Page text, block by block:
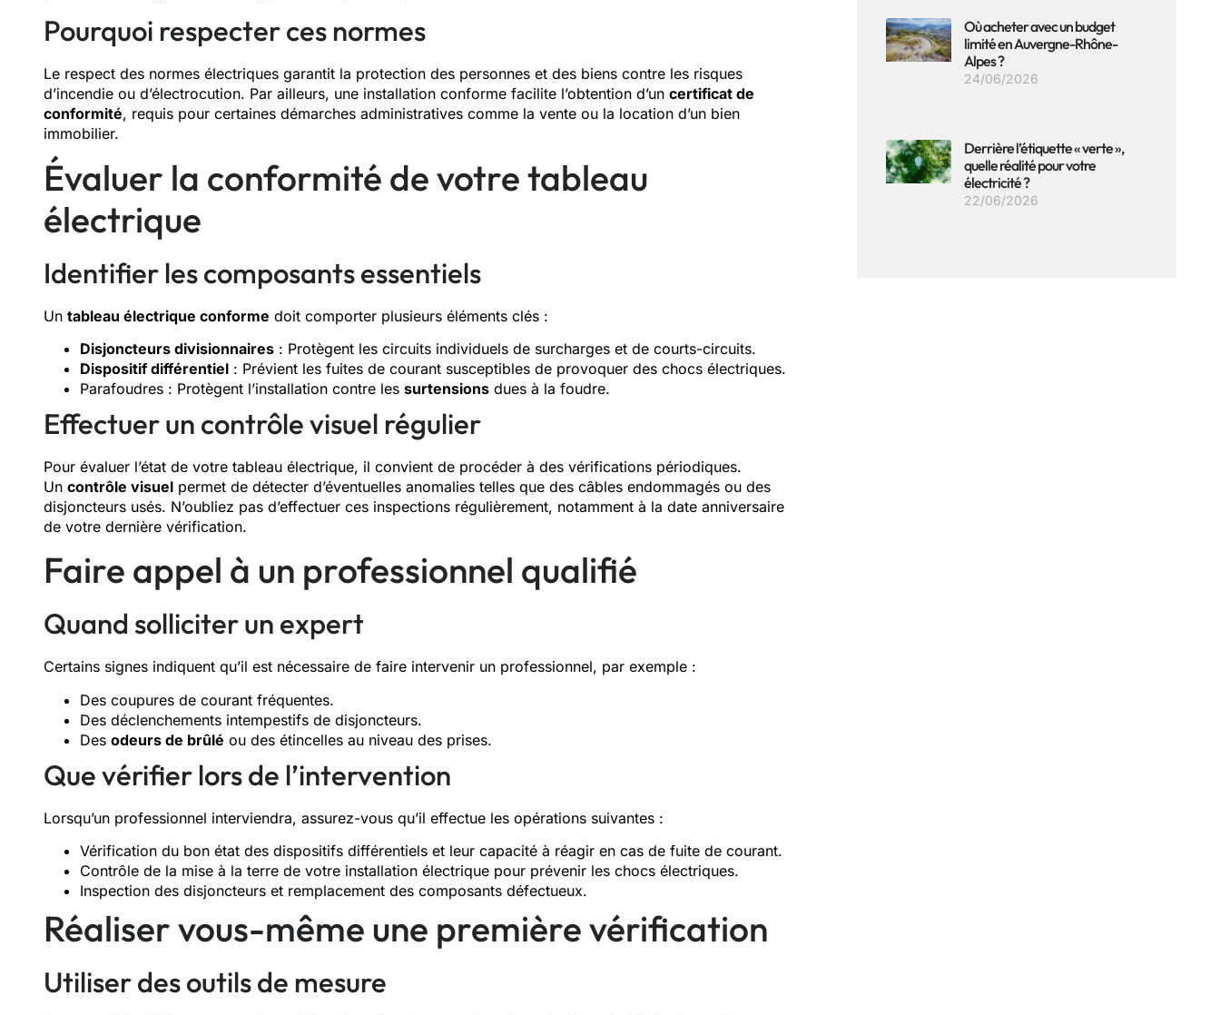
Pourquoi respecter ces normes
Le respect des normes électriques garantit la protection des personnes et des biens contre les risques
d’incendie ou d’électrocution. Par ailleurs, une installation conforme facilite l’obtention d’un certificat de
conformité, requis pour certaines démarches administratives comme la vente ou la location d’un bien
immobilier.
Évaluer la conformité de votre tableau
électrique
Identifier les composants essentiels
Un tableau électrique conforme doit comporter plusieurs éléments clés :
Disjoncteurs divisionnaires : Protègent les circuits individuels de surcharges et de courts-circuits.
Dispositif différentiel : Prévient les fuites de courant susceptibles de provoquer des chocs électriques.
Parafoudres : Protègent l’installation contre les surtensions dues à la foudre.
Effectuer un contrôle visuel régulier
Pour évaluer l’état de votre tableau électrique, il convient de procéder à des vérifications périodiques.
Un contrôle visuel permet de détecter d’éventuelles anomalies telles que des câbles endommagés ou des
disjoncteurs usés. N’oubliez pas d’effectuer ces inspections régulièrement, notamment à la date anniversaire
de votre dernière vérification.
Faire appel à un professionnel qualifié
Quand solliciter un expert
Certains signes indiquent qu’il est nécessaire de faire intervenir un professionnel, par exemple :
Des coupures de courant fréquentes.
Des déclenchements intempestifs de disjoncteurs.
Des odeurs de brûlé ou des étincelles au niveau des prises.
Que vérifier lors de l’intervention
Lorsqu’un professionnel interviendra, assurez-vous qu’il effectue les opérations suivantes :
Vérification du bon état des dispositifs différentiels et leur capacité à réagir en cas de fuite de courant.
Contrôle de la mise à la terre de votre installation électrique pour prévenir les chocs électriques.
Inspection des disjoncteurs et remplacement des composants défectueux.
Réaliser vous-même une première vérification
Utiliser des outils de mesure
Où acheter avec un budget
limité en Auvergne-Rhône-
Alpes ?
24/06/2026
Derrière l’étiquette « verte »,
quelle réalité pour votre
électricité ?
22/06/2026